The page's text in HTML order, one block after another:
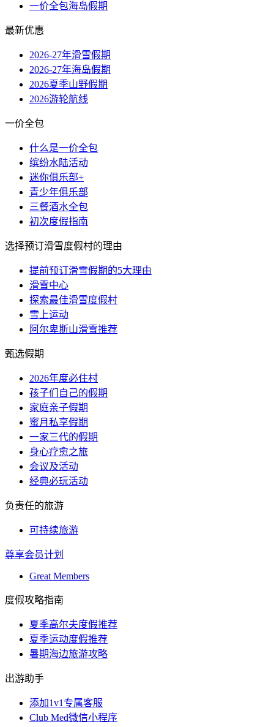
一价全包海岛假期
最新优惠
2026-27年滑雪假期
2026-27年海岛假期
2026夏季山野假期
2026游轮航线
一价全包
什么是一价全包
缤纷水陆活动
迷你俱乐部+
青少年俱乐部
三餐酒水全包
初次度假指南
选择预订滑雪度假村的理由
提前预订滑雪假期的5大理由
滑雪中心
探索最佳滑雪度假村
雪上运动
阿尔卑斯山滑雪推荐
甄选假期
2026年度必住村
孩子们自己的假期
家庭亲子假期
蜜月私享假期
一家三代的假期
身心疗愈之旅
会议及活动
经典必玩活动
负责任的旅游
可持续旅游
尊享会员计划
Great Members
度假攻略指南
夏季高尔夫度假推荐
夏季运动度假推荐
暑期海边旅游攻略
出游助手
添加1v1专属客服
Club Med微信小程序